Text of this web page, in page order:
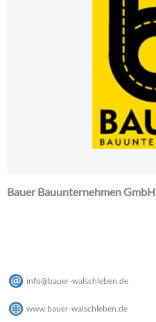
Bauer Bauunternehmen GmbH
info@bauer-walschleben.de
www.bauer-walschleben.de